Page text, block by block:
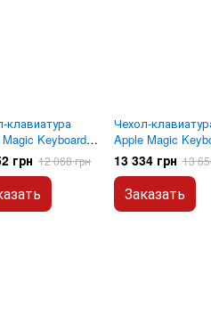
клавиатура
Keyboard
iPad 10
iPad 11" (2025)
грн 12 068 грн
Чехол-
Apple Magic
для iPad Air 11"
White (MDFV4)
13 334 грн 13
Заказать